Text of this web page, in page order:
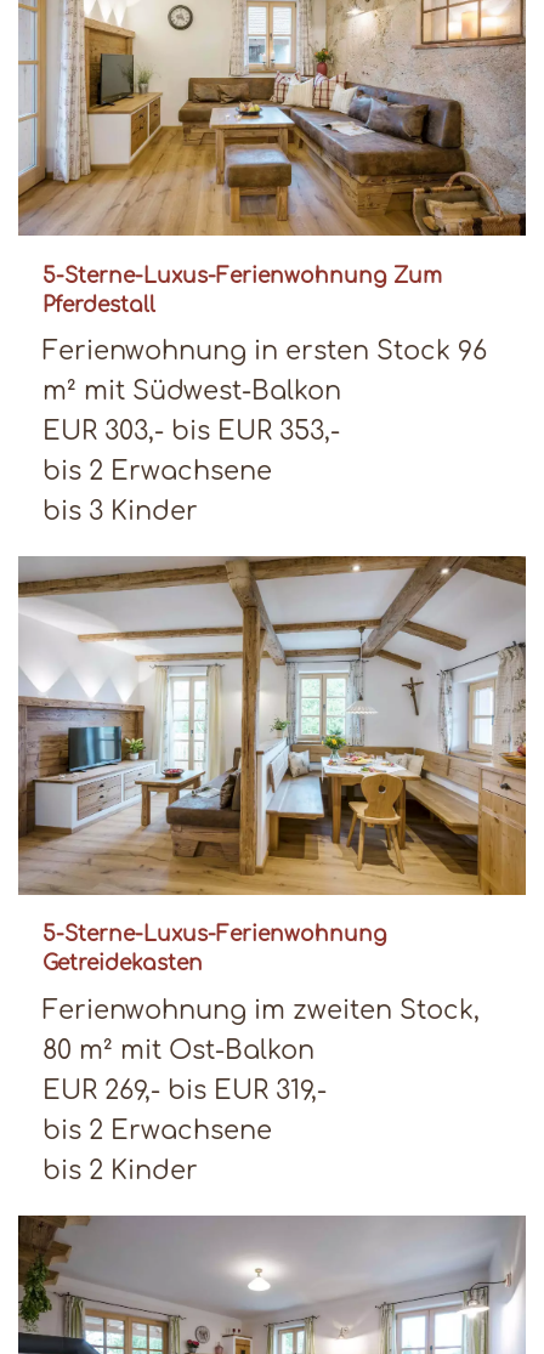
5-Sterne-Luxus-Ferienwohnung Zum
Pferdestall
Ferienwohnung in ersten Stock 96
m² mit Südwest-Balkon
EUR 303,- bis EUR 353,-
bis 2 Erwachsene
bis 3 Kinder
5-Sterne-Luxus-Ferienwohnung
Getreidekasten
Ferienwohnung im zweiten Stock,
80 m² mit Ost-Balkon
EUR 269,- bis EUR 319,-
bis 2 Erwachsene
bis 2 Kinder